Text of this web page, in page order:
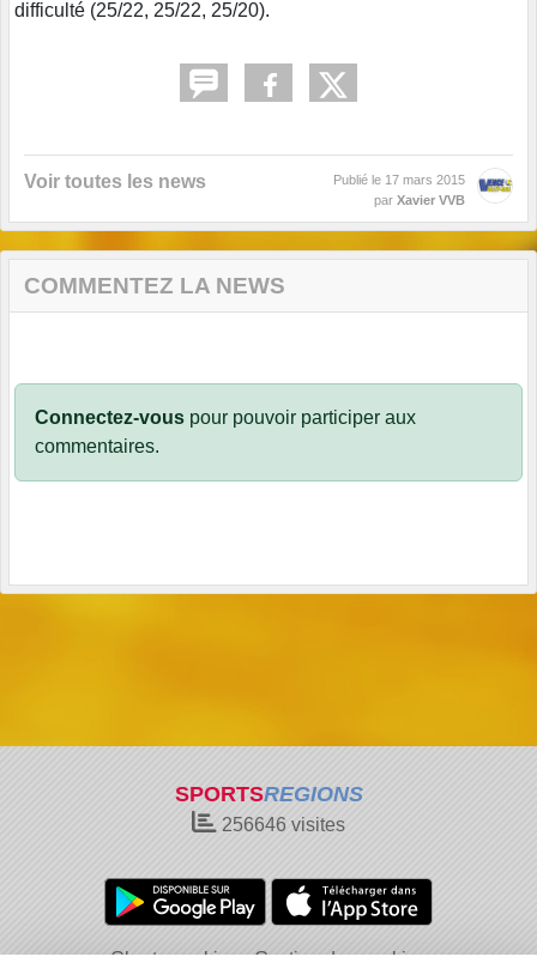
difficulté (25/22, 25/22, 25/20).
Voir toutes les news Publié le 17 mars 2015
par Xavier VVB
COMMENTEZ LA NEWS
Connectez-vous pour pouvoir participer aux
commentaires.
SPORTSREGIONS
256646 visites
Charte cookies Gestion des cookies